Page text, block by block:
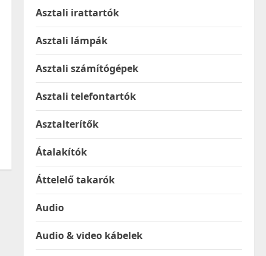
Asztali irattartók
Asztali lámpák
Asztali számítógépek
Asztali telefontartók
Asztalterítők
Átalakítók
Áttelelő takarók
Audio
Audio & video kábelek